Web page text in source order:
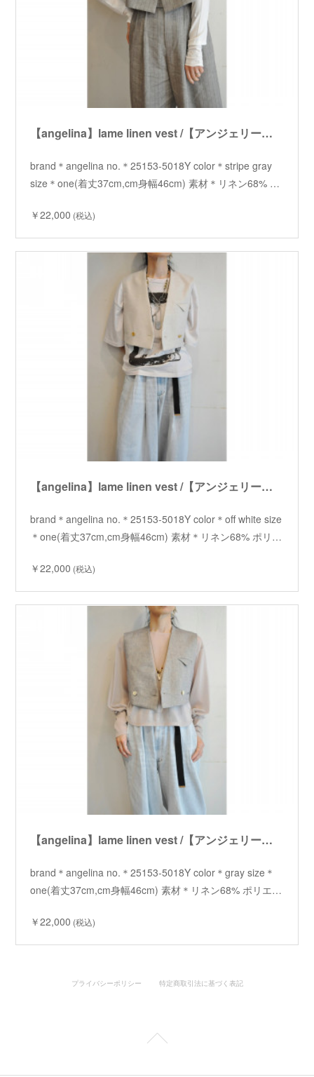
【angelina】lame linen vest /【アンジェリーナ】ラメリネンベスト
brand＊angelina no.＊25153-5018Y color＊stripe gray
size＊one(着丈37cm,cm身幅46cm) 素材＊リネン68% …
￥22,000 (税込)
【angelina】lame linen vest /【アンジェリーナ】ラメリネンベスト
brand＊angelina no.＊25153-5018Y color＊off white size
＊one(着丈37cm,cm身幅46cm) 素材＊リネン68% ポリ…
￥22,000 (税込)
【angelina】lame linen vest /【アンジェリーナ】ラメリネンベスト
brand＊angelina no.＊25153-5018Y color＊gray size＊
one(着丈37cm,cm身幅46cm) 素材＊リネン68% ポリエ…
￥22,000 (税込)
プライバシーポリシー 特定商取引法に基づく表記